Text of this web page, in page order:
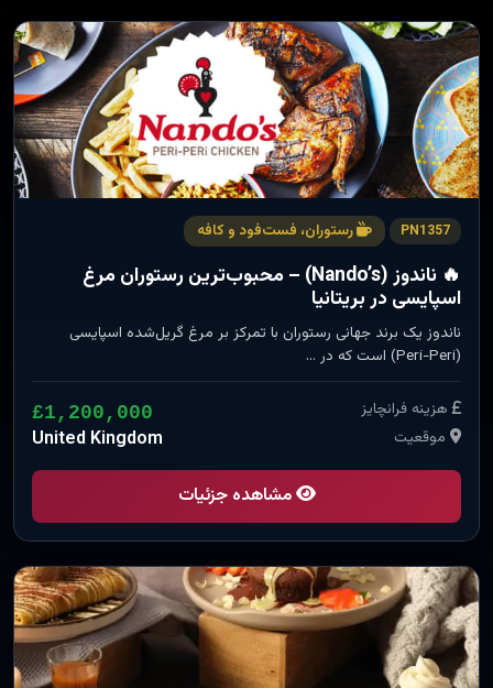
PN1357 رستوران، فست‌فود و کافه
🔥 ناندوز (Nando’s) – محبوب‌ترین رستوران مرغ
اسپایسی در بریتانیا
ناندوز یک برند جهانی رستوران با تمرکز بر مرغ گریل‌شده اسپایسی
(Peri-Peri) است که در …
هزینه فرانچایز £1,200,000
موقعیت United Kingdom
مشاهده جزئیات